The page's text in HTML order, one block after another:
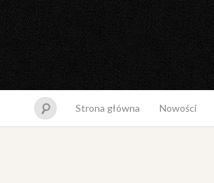
Strona główna Nowości